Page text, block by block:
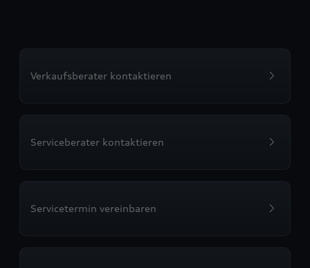
Verkaufsberater kontaktieren
Serviceberater kontaktieren
Servicetermin vereinbaren